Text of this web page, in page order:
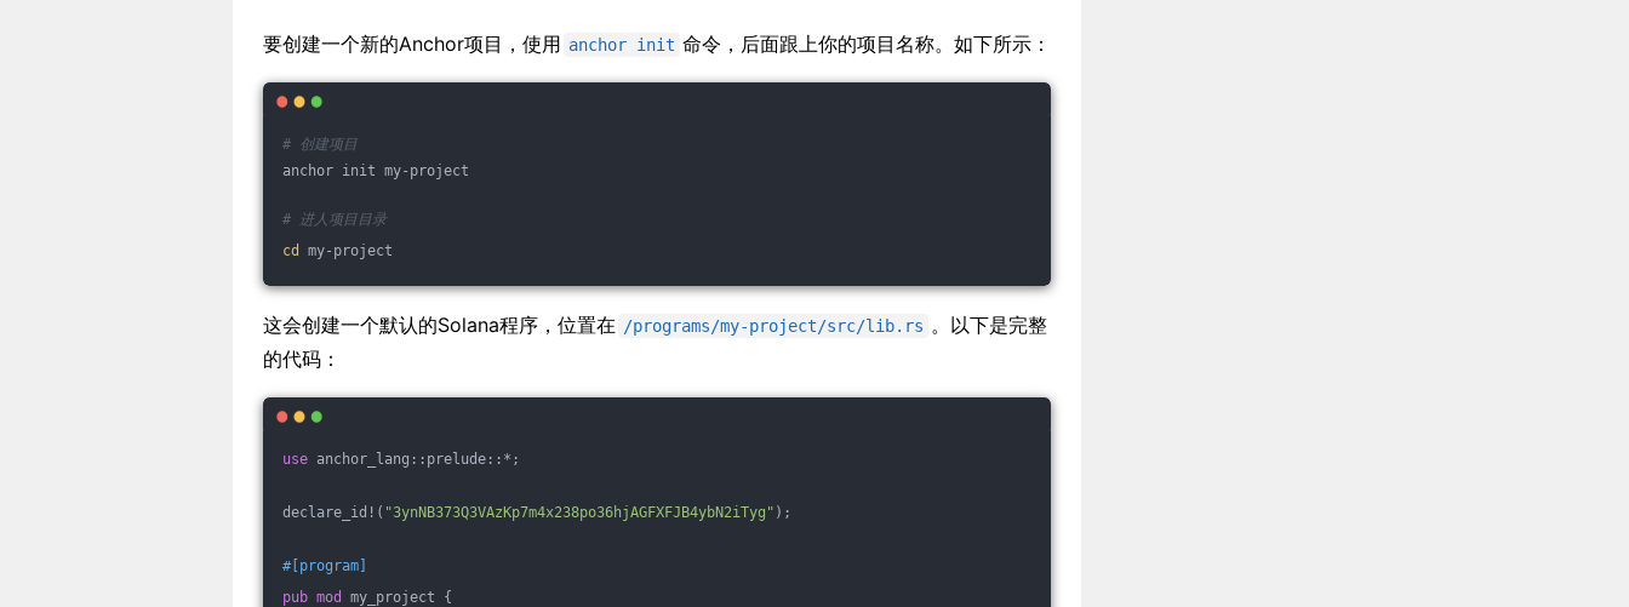
要创建一个新的Anchor项目，使用 anchor init 命令，后面跟上你的项目名称。如下所示：
# 创建项目
anchor init my-project
# 进人项目目录
cd
my-project
这会创建一个默认的Solana程序，位置在 /programs/my-project/src/lib.rs 。以下是完整
的代码：
use anchor_lang::prelude::*;
declare_id!( "3ynNB373Q3VAzKp7m4x238po36hjAGFXFJB4ybN2iTyg" );
#[program]
pub mod
my_project {